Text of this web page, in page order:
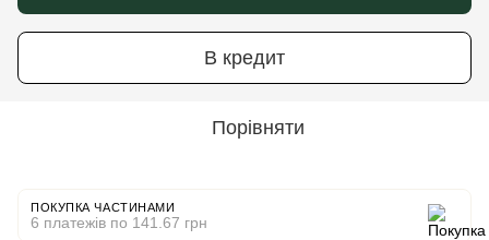
В кредит
Порівняти
ПОКУПКА ЧАСТИНАМИ
6 платежів по 141.67 грн